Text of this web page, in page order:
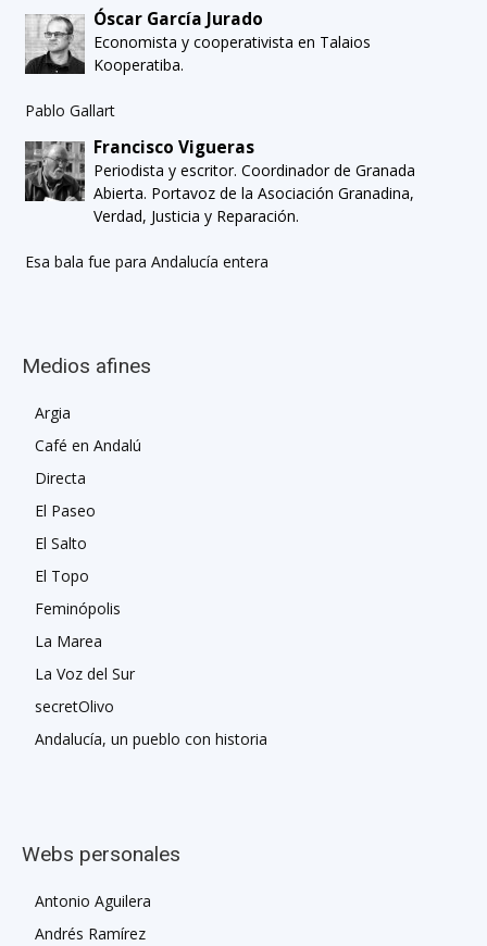
Óscar García Jurado
Economista y cooperativista en Talaios
Kooperatiba.
Pablo Gallart
Francisco Vigueras
Periodista y escritor. Coordinador de Granada
Abierta. Portavoz de la Asociación Granadina,
Verdad, Justicia y Reparación.
Esa bala fue para Andalucía entera
Medios afines
Argia
Café en Andalú
Directa
El Paseo
El Salto
El Topo
Feminópolis
La Marea
La Voz del Sur
secretOlivo
Andalucía, un pueblo con historia
Webs personales
Antonio Aguilera
Andrés Ramírez